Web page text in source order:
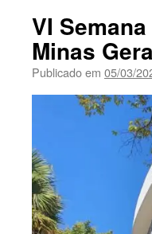
VI
Minas
Publicado em 05/03/